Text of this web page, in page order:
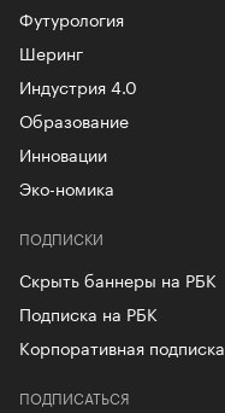
Футурология
Шеринг
Индустрия 4.0
Образование
Инновации
Эко-номика
ПОДПИСКИ
Скрыть баннеры на РБК
Подписка на РБК
Корпоративная подписка
ПОДПИСАТЬСЯ